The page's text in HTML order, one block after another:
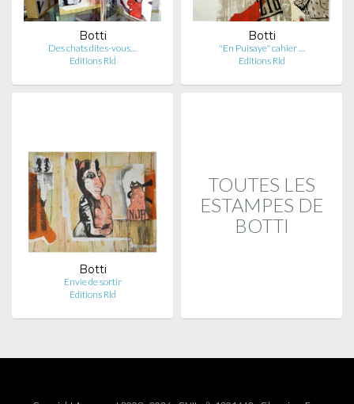
Botti
Des chats dites-vous…
Editions Rld
Botti
"En Puisaye" cahier …
Editions Rld
Botti
Envie de sortir
Editions Rld
TOUTES LES
ESTAMPES DE
BOTTI